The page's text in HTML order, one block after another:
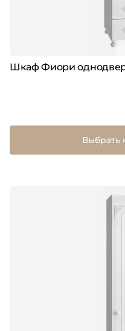
Шкаф Фиори
Выбрать